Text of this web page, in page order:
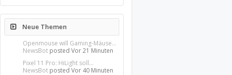
Neue Themen
Openmouse will Gaming-Mäuse...
NewsBot postedVor 21 Minuten
Pixel 11 Pro: HiLight soll...
NewsBot postedVor 40 Minuten